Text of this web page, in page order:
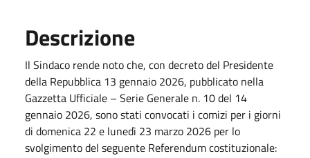
Descrizione
Il Sindaco rende noto che, con decreto del Presidente
della Repubblica 13 gennaio 2026, pubblicato nella
Gazzetta Ufficiale – Serie Generale n. 10 del 14
gennaio 2026, sono stati convocati i comizi per i giorni
di domenica 22 e lunedì 23 marzo 2026 per lo
svolgimento del seguente Referendum costituzionale: